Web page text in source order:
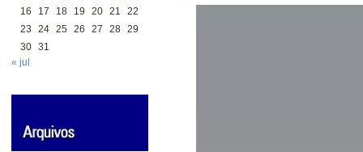
16
17 18 19 20 21
22
23
24 25 26 27 28 29
30 31
« jul